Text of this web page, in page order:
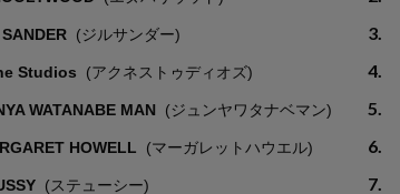
(ジルサンダー)
Studios (アクネストゥディオズ)
WATANABE MAN (ジュンヤワタナベマン)
HOWELL (マーガレットハウエル)
(ステューシー)
3.
4.
5.
6.
7.